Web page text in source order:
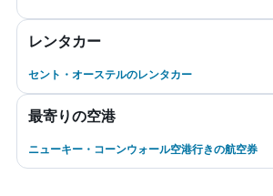
レンタカー
セント・オーステルのレンタカー
最寄りの空港
ニューキー・コーンウォール空港行きの航空券